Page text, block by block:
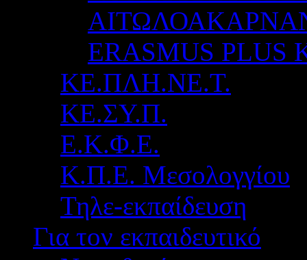
ERASMUS
ΚΕ.ΠΛΗ.ΝΕ.Τ.
ΚΕ.ΣΥ.Π.
Ε.Κ.Φ.Ε.
Κ.Π.Ε. Μεσολογγίου
Τηλε-εκπαίδευση
Για τον εκπαιδευτικό